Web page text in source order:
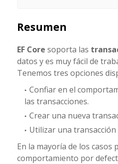
Resumen
EF Core soporta las
datos y es muy fácil de
Tenemos tres opciones
Confiar en el
las transacciones.
Crear una nueva
Utilizar una transacción
En la mayoría de los casos
comportamiento por